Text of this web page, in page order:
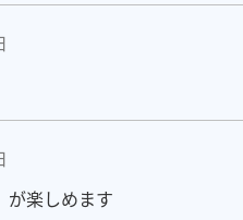
が楽しめます